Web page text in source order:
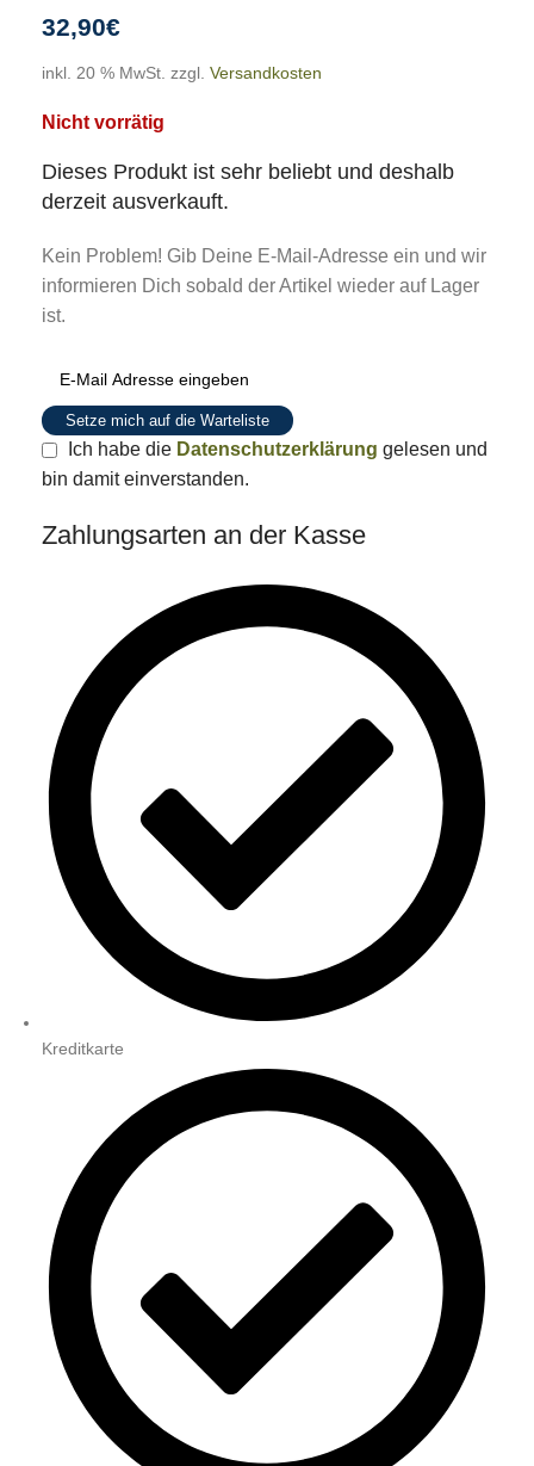
32,90€
inkl. 20 % MwSt. zzgl. Versandkosten
Nicht vorrätig
Dieses Produkt ist sehr beliebt und deshalb
derzeit ausverkauft.
Kein Problem! Gib Deine E-Mail-Adresse ein und wir
informieren Dich sobald der Artikel wieder auf Lager
ist.
Setze mich auf die Warteliste
Ich habe die Datenschutzerklärung gelesen und
bin damit einverstanden.
Zahlungsarten an der Kasse
Kreditkarte